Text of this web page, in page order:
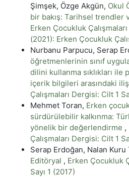
Şimşek, Özge Akgün, Okul
bir bakış: Tarihsel trendler
Erken Çocukluk
(2021): Erken Çocukluk
Nurbanu Parpucu, Serap
öğretmenlerinin sınıf
dilini kullanma sıklıkları ile
içerik bilgileri arasındaki
Çalışmaları Dergisi: Cilt 1
Mehmet Toran, Erken
sürdürülebilir kalkınma:
yönelik bir değerlendirme ,
Çalışmaları Dergisi: Cilt 1
Serap Erdoğan, Nalan Kuru
Editöryal , Erken Çocukluk
Sayı 1 (2017)